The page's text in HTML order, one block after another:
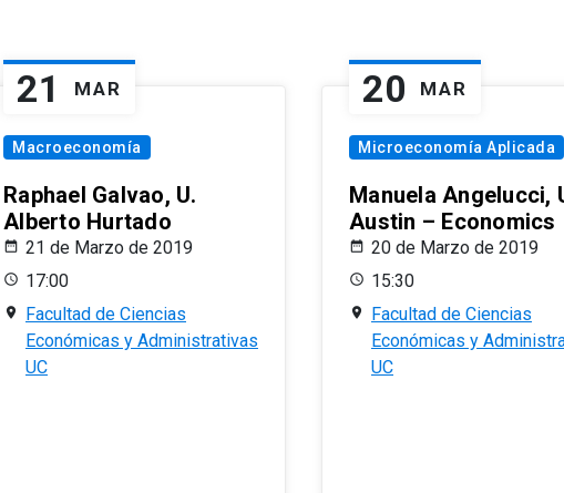
21 MAR
Macroeconomía
Raphael Galvao, U.
Alberto Hurtado
21 de Marzo de 2019
17:00
Facultad de Ciencias
Económicas y Administrativas
UC
20 MAR
Microeconomía Aplicada
Manuela Angelucci,
Austin – Economics
20 de Marzo de 2019
15:30
Facultad de Ciencias
Económicas y
UC